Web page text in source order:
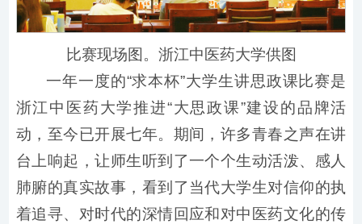
比赛现场图。浙江中医药大学供图
一年一度的“求本杯”大学生讲思政课比赛是
浙江中医药大学推进“大思政课”建设的品牌活
动，至今已开展七年。期间，许多青春之声在讲
台上响起，让师生听到了一个个生动活泼、感人
肺腑的真实故事，看到了当代大学生对信仰的执
着追寻、对时代的深情回应和对中医药文化的传